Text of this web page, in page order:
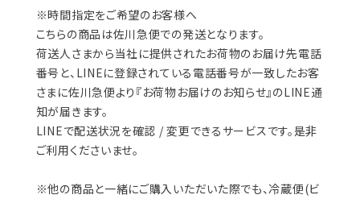
※時間指定をご希望のお客様へ
こちらの商品は佐川急便での発送となります。
荷送人さまから当社に提供されたお荷物のお届け先電話
番号と、LINEに登録されている電話番号が一致したお客
さまに佐川急便より『お荷物お届けのお知らせ』のLINE通
知が届きます。
LINEで配送状況を確認 / 変更できるサービスです。是非
ご利用くださいませ。
※他の商品と一緒にご購入いただいた際でも、冷蔵便(ビ